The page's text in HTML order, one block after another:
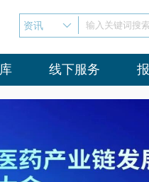
资讯 输入关键词搜索
线下服务